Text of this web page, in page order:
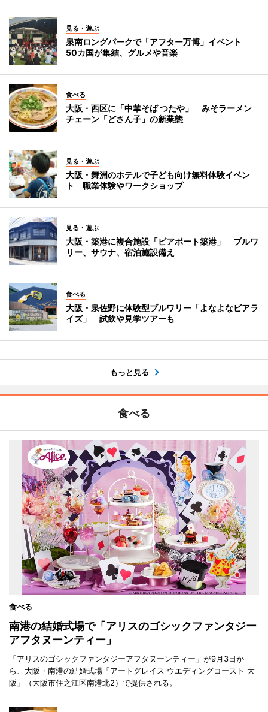
見る・遊ぶ
泉南ロングパークで「アフター万博」イベント
50カ国が集結、グルメや音楽
食べる
大阪・西区に「中華そば つたや」 みそラーメン
チェーン「どさん子」の新業態
見る・遊ぶ
大阪・舞洲のホテルで子ども向け無料体験イベン
ト 職業体験やワークショップ
見る・遊ぶ
大阪・築港に複合施設「ビアポート築港」 ブルワ
リー、サウナ、宿泊施設備え
食べる
大阪・泉佐野に体験型ブルワリー「よなよなビアラ
イズ」 試飲や見学ツアーも
もっと見る
食べる
食べる
南港の結婚式場で「アリスのゴシックファンタジー
アフタヌーンティー」
「アリスのゴシックファンタジーアフタヌーンティー」が9月3日か
ら、大阪・南港の結婚式場「アートグレイス ウエディングコースト 大
阪」（大阪市住之江区南港北2）で提供される。